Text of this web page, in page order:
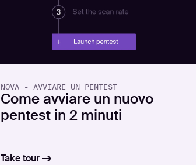
NOVA - AVVIARE UN PENTEST
Come avviare un nuovo
pentest in 2 minuti
Take tour